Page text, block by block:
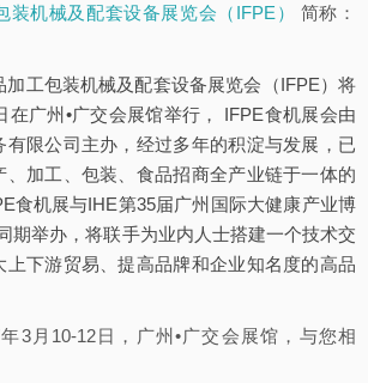
装机械及配套设备展览会（IFPE）
简称：
加工包装机械及配套设备展览会（IFPE）将
在广州•广交会展馆举行， IFPE食机展会由
有限公司主办，经过多年的积淀与发展，已
、加工、包装、食品招商全产业链于一体的
食机展与IHE第35届广州国际大健康产业博
期举办，将联手为业内人士搭建一个技术交
上下游贸易、提高品牌和企业知名度的高品
3月10-12日，广州•广交会展馆，与您相